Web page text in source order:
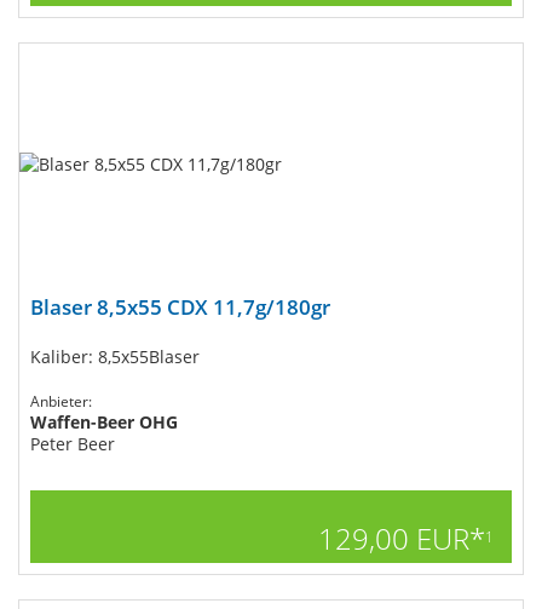
Blaser 8,5x55 CDX 11,7g/180gr
Kaliber: 8,5x55Blaser
Anbieter:
Waffen-Beer OHG
Peter Beer
129,00 EUR*1